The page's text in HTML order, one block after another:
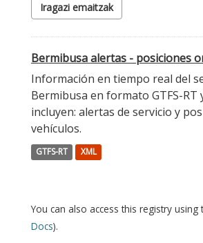
Iragazi emaitzak
Bermibusa alertas - posiciones
Información en tiempo real del
Bermibusa en formato GTFS-RT
incluyen: alertas de servicio y
vehículos.
GTFS-RT XML
You can also access this registry using
Docs).